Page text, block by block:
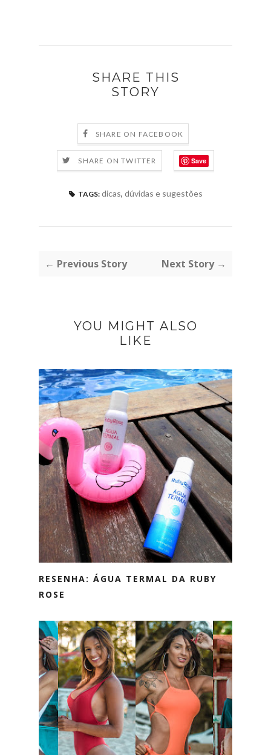
SHARE THIS
STORY
SHARE ON FACEBOOK
SHARE ON TWITTER Save
TAGS: dicas, dúvidas e sugestões
← Previous Story Next Story →
YOU MIGHT ALSO
LIKE
RESENHA: ÁGUA TERMAL DA RUBY
ROSE